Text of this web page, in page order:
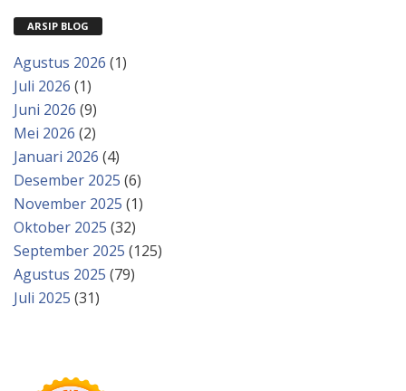
ARSIP BLOG
Agustus 2026 (1)
Juli 2026 (1)
Juni 2026 (9)
Mei 2026 (2)
Januari 2026 (4)
Desember 2025 (6)
November 2025 (1)
Oktober 2025 (32)
September 2025 (125)
Agustus 2025 (79)
Juli 2025 (31)